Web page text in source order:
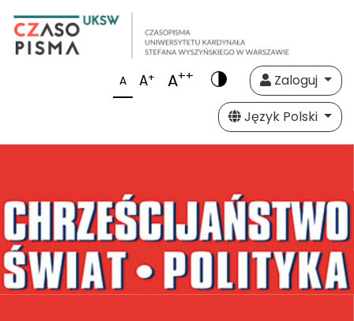
A A+ A++
Zaloguj
Język Polski